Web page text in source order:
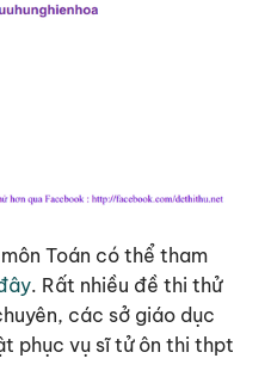
Toán có thể tham
. Rất nhiều đề thi thử
các sở giáo dục
phục vụ sĩ tử ôn thi thpt